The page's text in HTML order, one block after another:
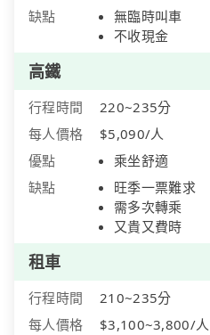
缺點
無臨時叫車
不收現金
高鐵
行程時間
220~235分
每人價格
$5,090/人
優點
乘坐舒適
缺點
旺季一票難求
需多次轉乘
又貴又費時
租車
行程時間
210~235分
每人價格
$3,100~3,800/人